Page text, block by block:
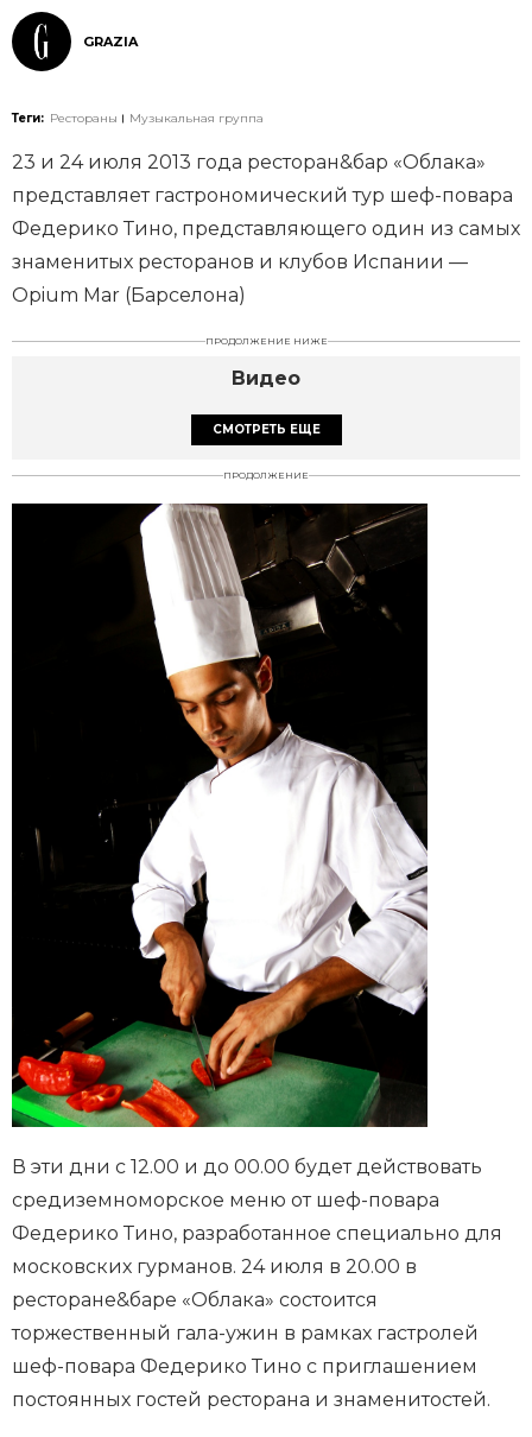
GRAZIA
Теги: Рестораны Музыкальная группа
23 и 24 июля 2013 года ресторан&бар «Облака»
представляет гастрономический тур шеф-повара
Федерико Тино, представляющего один из самых
знаменитых ресторанов и клубов Испании —
Opium Mar (Барселона)
ПРОДОЛЖЕНИЕ НИЖЕ
Видео
СМОТРЕТЬ ЕЩЕ
ПРОДОЛЖЕНИЕ
В эти дни с 12.00 и до 00.00 будет действовать
средиземноморское меню от шеф-повара
Федерико Тино, разработанное специально для
московских гурманов. 24 июля в 20.00 в
ресторане&баре «Облака» состоится
торжественный гала-ужин в рамках гастролей
шеф-повара Федерико Тино с приглашением
постоянных гостей ресторана и знаменитостей.